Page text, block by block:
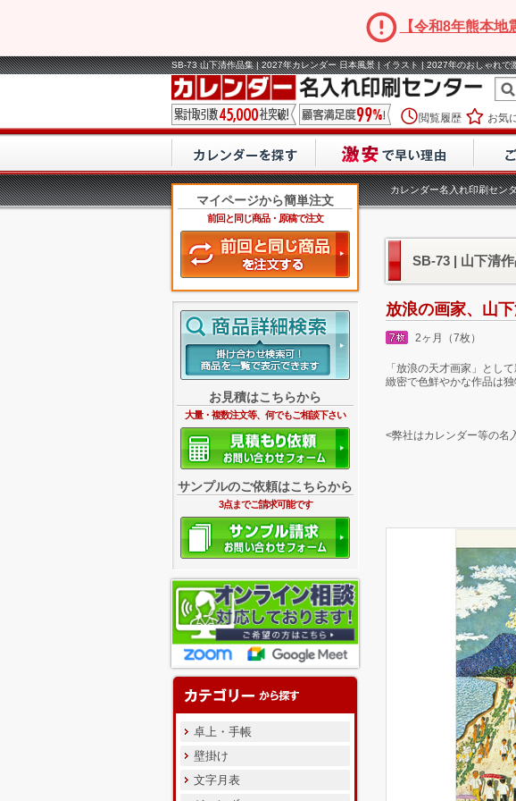
【令和8年熊本
SB-73 山下清作品集 | 2027年カレンダー 日本風景 | イラスト | 2027年のおしゃれで
閲覧履歴 お気
マイページから簡単注文
前回と同じ商品・原稿で注文
お見積はこちらから
大量・複数注文等、何でもご相談下さい
サンプルのご依頼はこちらから
3点までご請求可能です
卓上・手帳
壁掛け
文字月表
カレンダー名入れ印刷セン
SB-73 | 山下清
放浪の画家、山
2ヶ月（7枚）
「放浪の天才画家」とし
緻密で色鮮やかな作品は
<弊社はカレンダー等の名